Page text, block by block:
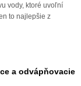
vody, ktoré uvoľní
to najlepšie z
a odvápňovacie